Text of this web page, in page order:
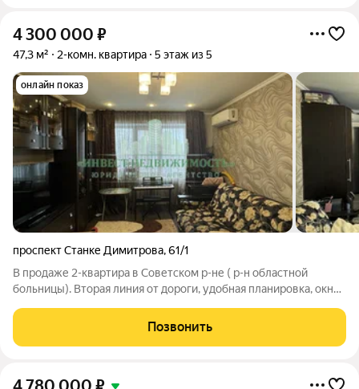
4 300 000 ₽
47,3 м² 2-комн. квартира 5 этаж из 5
онлайн показ
проспект Станке Димитрова,61/1
В продаже 2-квартира в Советском р-не ( р-н областной
больницы). Вторая линия от дороги, удобная планировка, окна
делает комфортной и уютной для проживания.: - стены
выровнены, -
Позвонить